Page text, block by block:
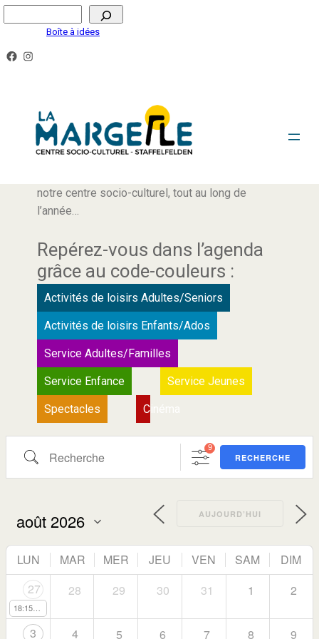
Boîte à idées
AGENDA
notre centre socio-culturel, tout au long de
l’année…
Repérez-vous dans l’agenda
grâce au code-couleurs :
Activités de loisirs Adultes/Seniors
Activités de loisirs Enfants/Ados
Service Adultes/Familles
Service Enfance Service Jeunes
Spectacles Cinéma
9
RECHERCHE
AUJOURD’HUI
LUN MAR MER JEU VEN SAM
DIM
27
18:15Stage d'été de danse classique
28 29 30 31 1 2
3 4 5 6 7 8 9